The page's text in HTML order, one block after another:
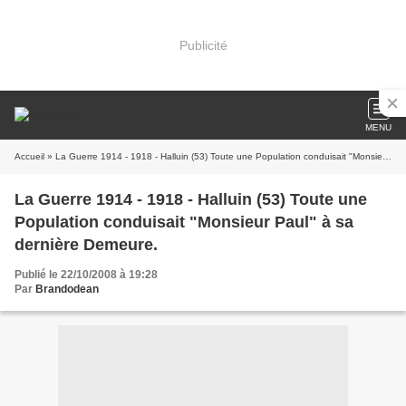
Publicité
MENU
Accueil » La Guerre 1914 - 1918 - Halluin (53) Toute une Population conduisait "Monsieur Paul" à sa dernière Demeure.
La Guerre 1914 - 1918 - Halluin (53) Toute une
Population conduisait "Monsieur Paul" à sa
dernière Demeure.
Publié le 22/10/2008 à 19:28
Par Brandodean